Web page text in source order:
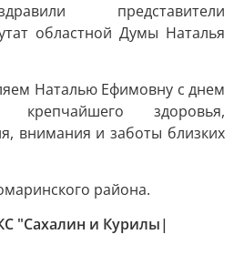
представители
областной Думы Наталья
Наталью Ефимовну с днем
здоровья,
внимания и заботы близких
района.
"Сахалин и Курилы|